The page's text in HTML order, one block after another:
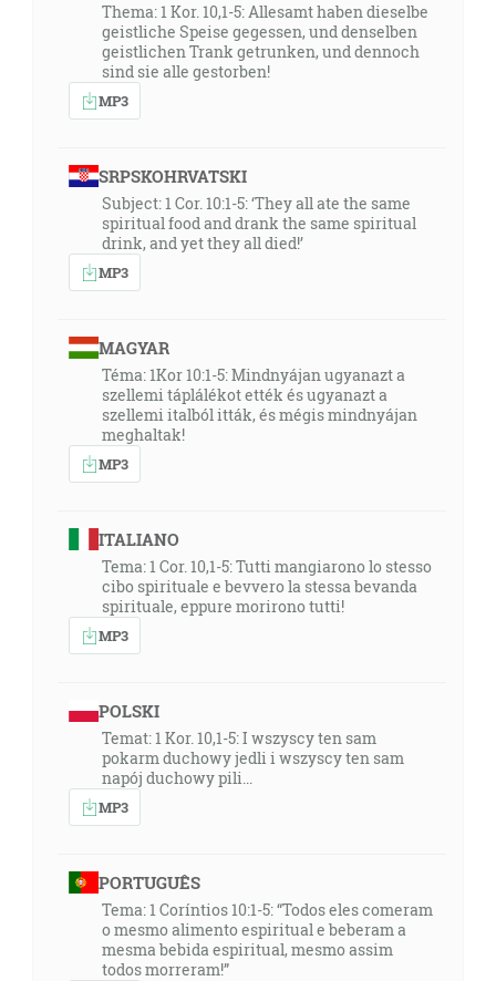
Thema: 1 Kor. 10,1-5: Allesamt haben dieselbe
geistliche Speise gegessen, und denselben
geistlichen Trank getrunken, und dennoch
sind sie alle gestorben!
MP3
SRPSKOHRVATSKI
Subject: 1 Cor. 10:1-5: ‘They all ate the same
spiritual food and drank the same spiritual
drink, and yet they all died!’
MP3
MAGYAR
Téma: 1Kor 10:1-5: Mindnyájan ugyanazt a
szellemi táplálékot ették és ugyanazt a
szellemi italból itták, és mégis mindnyájan
meghaltak!
MP3
ITALIANO
Tema: 1 Cor. 10,1-5: Tutti mangiarono lo stesso
cibo spirituale e bevvero la stessa bevanda
spirituale, eppure morirono tutti!
MP3
POLSKI
Temat: 1 Kor. 10,1-5: I wszyscy ten sam
pokarm duchowy jedli i wszyscy ten sam
napój duchowy pili...
MP3
PORTUGUÊS
Tema: 1 Coríntios 10:1-5: “Todos eles comeram
o mesmo alimento espiritual e beberam a
mesma bebida espiritual, mesmo assim
todos morreram!”